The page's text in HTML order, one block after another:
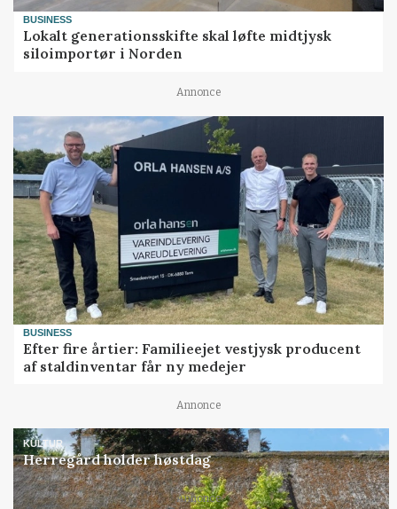
BUSINESS
Lokalt generationsskifte skal løfte midtjysk
siloimportør i Norden
Annonce
BUSINESS
Efter fire årtier: Familieejet vestjysk producent
af staldinventar får ny medejer
Annonce
KULTUR
Herregård holder høstdag
Annonce